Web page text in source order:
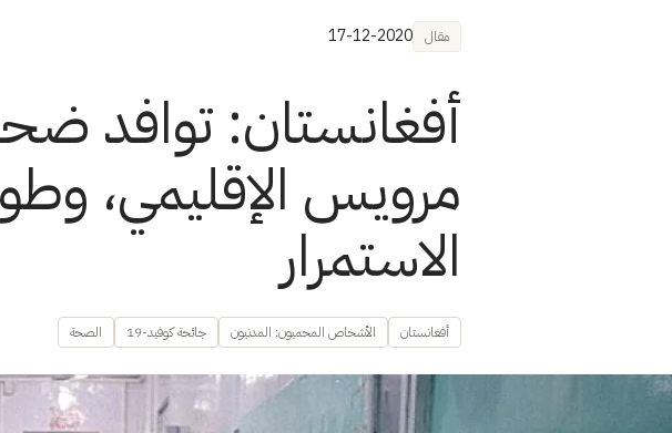
مقال 17-12-2020
أفغانستان: توافد
مرويس الإقليمي،
الاستمرار
أفغانستان الأشخاص المحميون: المدنيون جائحة كوفيد-19 الصحة